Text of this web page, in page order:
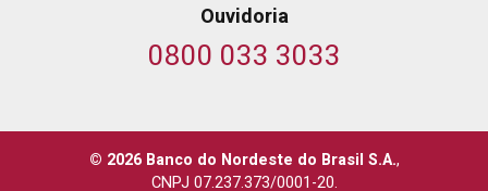
Ouvidoria
0800 033 3033
© 2026 Banco do Nordeste do Brasil S.A.,
CNPJ 07.237.373/0001-20.